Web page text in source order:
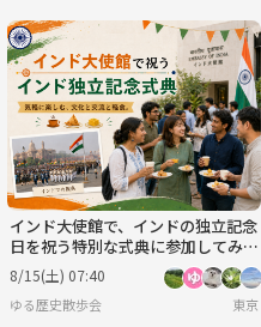
インド大使館で、インドの独立記念
日を祝う特別な式典に参加してみま
せんか？
8/15(土) 07:40
ゆる歴史散歩会 東京